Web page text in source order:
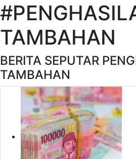
TAMBAHAN
BERITA SEPUTAR
TAMBAHAN